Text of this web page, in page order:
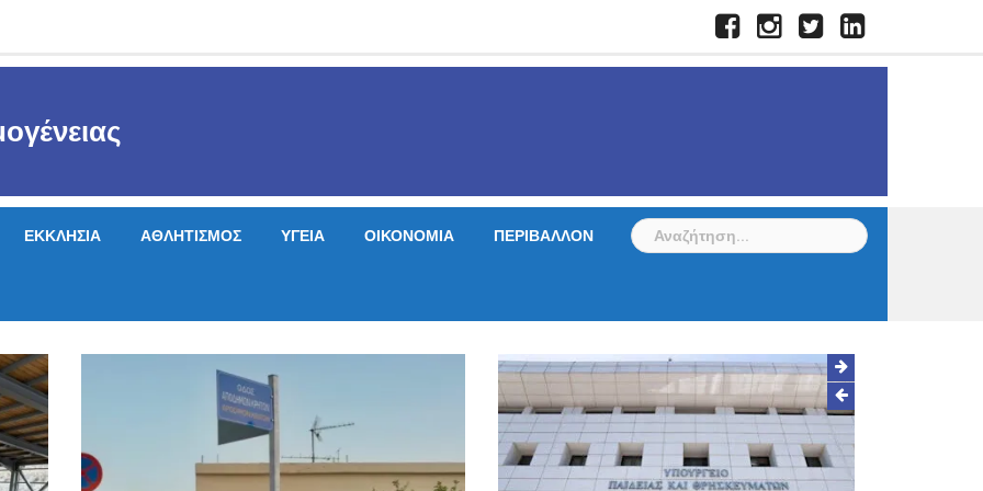
FacebookInstagramTwitterLinkedIn
ΕΚΚΛΗΣΙΑ ΑΘΛΗΤΙΣΜΟΣ ΥΓΕΙΑ ΟΙΚΟΝΟΜΙΑ ΠΕΡΙΒΑΛΛΟΝ
Αναζήτηση
για: